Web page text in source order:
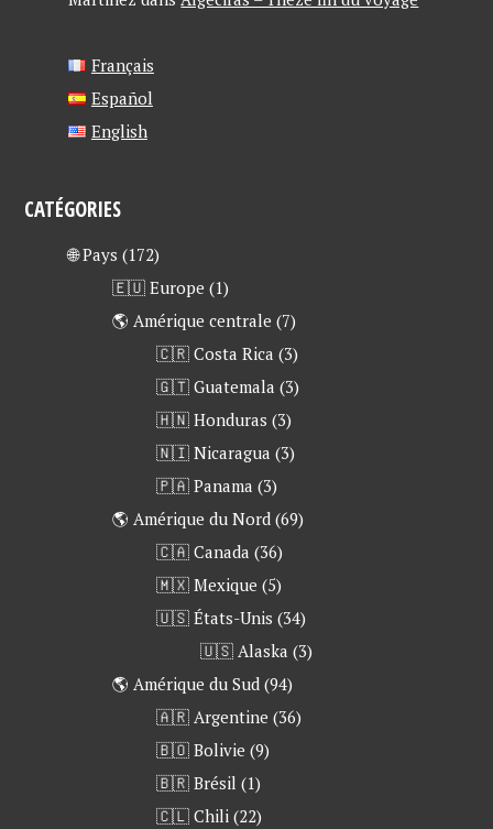
Français
Español
English
CATÉGORIES
🌐 Pays (172)
🇪🇺 Europe (1)
🌎 Amérique centrale (7)
🇨🇷 Costa Rica (3)
🇬🇹 Guatemala (3)
🇭🇳 Honduras (3)
🇳🇮 Nicaragua (3)
🇵🇦 Panama (3)
🌎 Amérique du Nord (69)
🇨🇦 Canada (36)
🇲🇽 Mexique (5)
🇺🇸 États-Unis (34)
🇺🇸 Alaska (3)
🌎 Amérique du Sud (94)
🇦🇷 Argentine (36)
🇧🇴 Bolivie (9)
🇧🇷 Brésil (1)
🇨🇱 Chili (22)